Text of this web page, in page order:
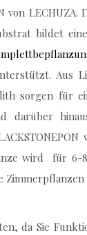
von
bildet
Aus
sorgen für
darüber
wird für 6-
da Sie